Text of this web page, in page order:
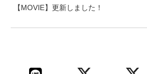
【MOVIE】更新しました！